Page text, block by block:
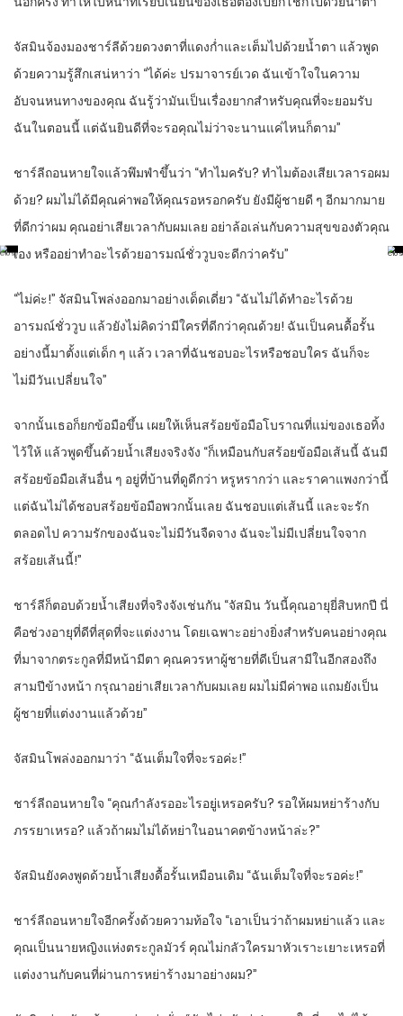
จัสมินจ้องมองชาร์ลีด้วยดวงตาที่แดงก่ำและเต็มไปด้วยน้ำตา แล้วพูด
ด้วยความรู้สึกเสน่หาว่า “ได้ค่ะ ปรมาจารย์เวด ฉันเข้าใจในความ
อับจนหนทางของคุณ ฉันรู้ว่ามันเป็นเรื่องยากสำหรับคุณที่จะยอมรับ
ฉันในตอนนี้ แต่ฉันยินดีที่จะรอคุณไม่ว่าจะนานแค่ไหนก็ตาม”
ชาร์ลีถอนหายใจแล้วพึมพำขึ้นว่า “ทำไมครับ? ทำไมต้องเสียเวลารอผม
ด้วย? ผมไม่ได้มีคุณค่าพอให้คุณรอหรอกครับ ยังมีผู้ชายดี ๆ อีกมากมาย
ที่ดีกว่าผม คุณอย่าเสียเวลากับผมเลย อย่าล้อเล่นกับความสุขของตัวคุณ
เอง หรืออย่าทำอะไรด้วยอารมณ์ชั่ววูบจะดีกว่าครับ”
“ไม่ค่ะ!” จัสมินโพล่งออกมาอย่างเด็ดเดี่ยว “ฉันไม่ได้ทำอะไรด้วย
อารมณ์ชั่ววูบ แล้วยังไม่คิดว่ามีใครที่ดีกว่าคุณด้วย! ฉันเป็นคนดื้อรั้น
อย่างนี้มาตั้งแต่เด็ก ๆ แล้ว เวลาที่ฉันชอบอะไรหรือชอบใคร ฉันก็จะ
ไม่มีวันเปลี่ยนใจ”
จากนั้นเธอก็ยกข้อมือขึ้น เผยให้เห็นสร้อยข้อมือโบราณที่แม่ของเธอทิ้ง
ไว้ให้ แล้วพูดขึ้นด้วยน้ำเสียงจริงจัง “ก็เหมือนกับสร้อยข้อมือเส้นนี้ ฉันมี
สร้อยข้อมือเส้นอื่น ๆ อยู่ที่บ้านที่ดูดีกว่า หรูหรากว่า และราคาแพงกว่านี้
แต่ฉันไม่ได้ชอบสร้อยข้อมือพวกนั้นเลย ฉันชอบแต่เส้นนี้ และจะรัก
ตลอดไป ความรักของฉันจะไม่มีวันจืดจาง ฉันจะไม่มีเปลี่ยนใจจาก
สร้อยเส้นนี้!”
ชาร์ลีก็ตอบด้วยน้ำเสียงที่จริงจังเช่นกัน “จัสมิน วันนี้คุณอายุยี่สิบหกปี นี่
คือช่วงอายุที่ดีที่สุดที่จะแต่งงาน โดยเฉพาะอย่างยิ่งสำหรับคนอย่างคุณ
ที่มาจากตระกูลที่มีหน้ามีตา คุณควรหาผู้ชายที่ดีเป็นสามีในอีกสองถึง
สามปีข้างหน้า กรุณาอย่าเสียเวลากับผมเลย ผมไม่มีค่าพอ แถมยังเป็น
ผู้ชายที่แต่งงานแล้วด้วย”
จัสมินโพล่งออกมาว่า “ฉันเต็มใจที่จะรอค่ะ!”
ชาร์ลีถอนหายใจ “คุณกำลังรออะไรอยู่เหรอครับ? รอให้ผมหย่าร้างกับ
ภรรยาเหรอ? แล้วถ้าผมไม่ได้หย่าในอนาคตข้างหน้าล่ะ?”
จัสมินยังคงพูดด้วยน้ำเสียงดื้อรั้นเหมือนเดิม “ฉันเต็มใจที่จะรอค่ะ!”
ชาร์ลีถอนหายใจอีกครั้งด้วยความท้อใจ “เอาเป็นว่าถ้าผมหย่าแล้ว และ
คุณเป็นนายหญิงแห่งตระกูลมัวร์ คุณไม่กลัวใครมาหัวเราะเยาะเหรอที่
แต่งงานกับคนที่ผ่านการหย่าร้างมาอย่างผม?”